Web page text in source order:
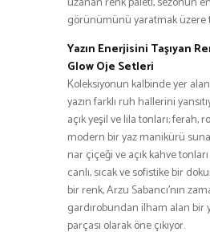
görünümünü yaratmak üzere
Yazın Enerjisini Taşıyan
Glow Oje Setleri
Koleksiyonun kalbinde yer
yazın farklı ruh hallerini
açık yeşil ve lila tonları; ferah,
modern bir yaz manikürü
nar çiçeği ve açık kahve
canlı, sıcak ve sofistike bir
bir renk, Arzu Sabancı’nın
gardırobundan ilham alan bir
parçası olarak öne çıkıyor.